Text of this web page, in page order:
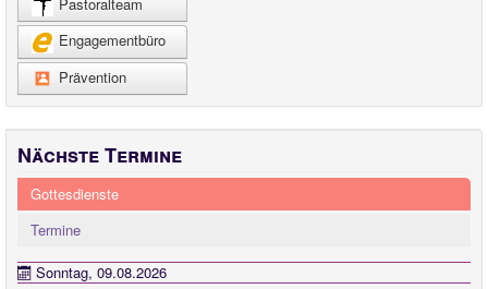
Engagementbüro
Prävention
Nächste Termine
Gottesdienste
Termine
Sonntag, 09.08.2026